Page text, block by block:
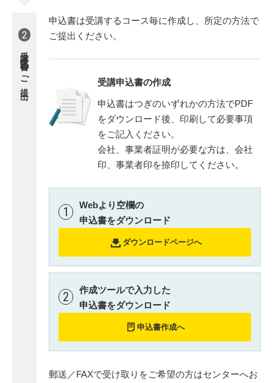
2
受講申込書の
ご提出
申込書は受講するコース毎に作成し、所定の方法で
ご提出ください。
受講申込書の作成
申込書はつぎのいずれかの方法でPDF
をダウンロード後、印刷して必要事項
をご記入ください。
会社、事業者証明が必要な方は、会社
印、事業者印を捺印してください。
1
Webより空欄の
申込書をダウンロード
ダウンロードページへ
2
作成ツールで入力した
申込書をダウンロード
申込書作成へ
郵送／FAXで受け取りをご希望の方はセンターへお